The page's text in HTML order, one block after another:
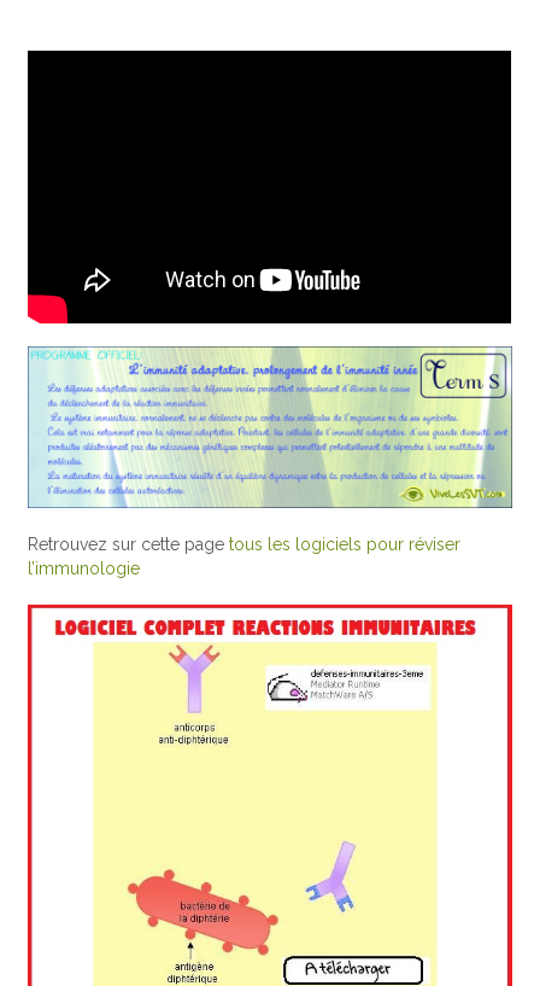
Retrouvez sur cette pagetous les logiciels pour réviser
l’immunologie